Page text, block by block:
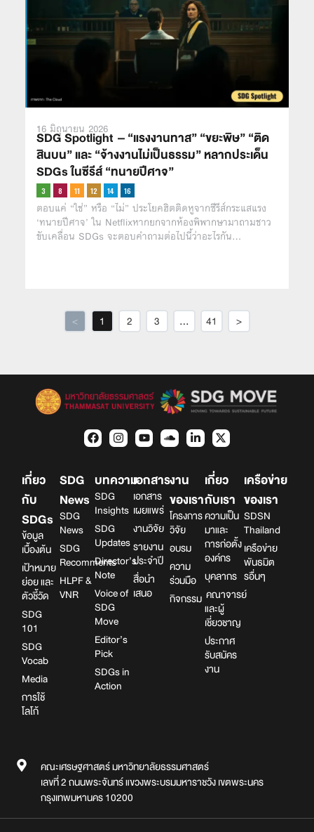
16 มิถุนายน 2026
SDG Spotlight – “แรงงานทาส” “ขยะพิษ” “ติด
สินบน” และ “จ้างงานไม่เป็นธรรม” หลากประเด็น
SDGs ในซีรีส์ “ทนายปีศาจ”
ตอบแค่ “ใช่” หรือ “ไม่” ประโยคฮิตติดหูจากซีรีส์กระแสแรง
‘ทนายปีศาจ’ ใน Netflixหากยกจากห้องพิพากษามาถามชาว
ขับเคลื่อน SDGs จะตอบคำถามต่อไปนี้ว่าอะไรกัน…
< 1 2 3 … 41 >
เกี่ยว
กับ
SDGs
ข้อมูล
เบื้องต้น
เป้าหมาย
ย่อย และ
ตัวชี้วัด
SDG
101
SDG
Vocab
Media
การใช้
โลโก้
SDG
News
SDG
News
SDG
Recomments
HLPF &
VNR
บทความ
SDG
Insights
SDG
Updates
Director’s
Note
Voice of
SDG
Move
Editor’s
Pick
SDGs in
Action
เอกสาร
เอกสาร
เผยแพร่
งานวิจัย
รายงาน
ประจำปี
สื่อนำ
เสนอ
งาน
ของเรา
โครงการ
วิจัย
อบรม
ความ
ร่วมมือ
กิจกรรม
เกี่ยว
กับเรา
ความเป็น
มาและ
การก่อตั้ง
องค์กร
บุคลากร
คณาจารย์
และผู้
เชี่ยวชาญ
ประกาศ
รับสมัคร
งาน
เครือข่าย
ของเรา
SDSN
Thailand
เครือข่าย
พันธมิต
รอื่นๆ
คณะเศรษฐศาสตร์ มหาวิทยาลัยธรรมศาสตร์
เลขที่ 2 ถนนพระจันทร์ แขวงพระบรมมหาราชวัง เขตพระนคร
กรุงเทพมหานคร 10200